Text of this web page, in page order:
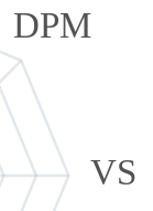
DPM
VS